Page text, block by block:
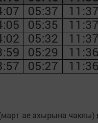
05:37
05:35
05:32
05:29
05:27
ае ахырына чаклы)